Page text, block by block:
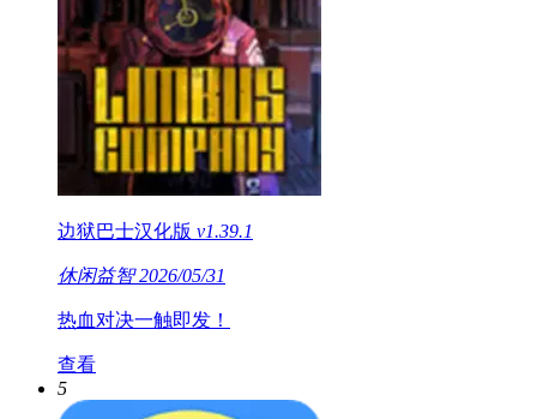
边狱巴士汉化版 v1.39.1
休闲益智2026/05/31
热血对决一触即发！
查看
5